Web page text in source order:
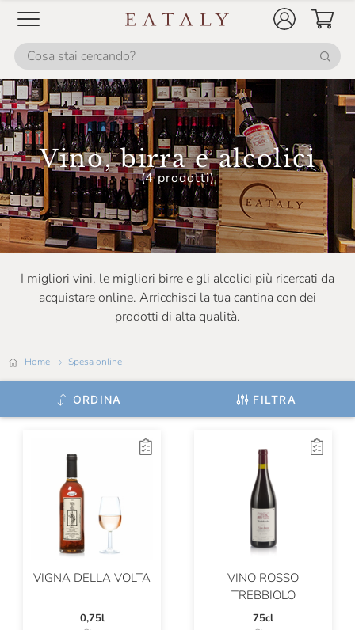
Vino, birra e alcolici
(4 prodotti)
I migliori vini, le migliori birre e gli alcolici più ricercati da
acquistare online. Arricchisci la tua cantina con dei
prodotti di alta qualità.
Home Spesa online
ORDINA FILTRA
Birrificio Amerino
Birrificio Antoniano
Birrificio Lambrate
Birrificio Maiella
Birrificio Milano
Birrificio Montegioco
Birrificio Del Ducato
Bisol
Blazic
Bodegas Faustino González
Bollinger
Borgo Castagni
Borgo Conventi
Borgogno
Braida
Brandini
BrewDog
VIGNA DELLA VOLTA
0,75l
VINO ROSSO
TREBBIOLO
75cl